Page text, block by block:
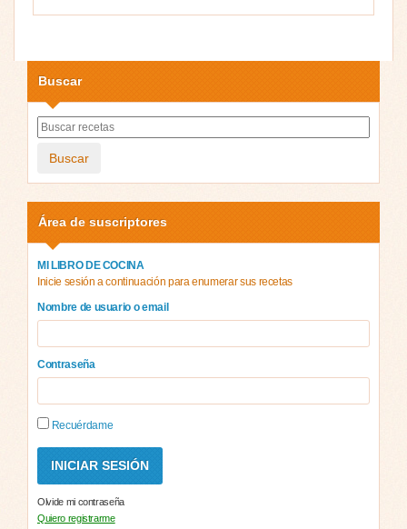
Buscar
Buscar
Área de suscriptores
MI LIBRO DE COCINA
Inicie sesión a continuación para enumerar sus recetas
Nombre de usuario o email
Contraseña
Recuérdame
Olvide mi contraseña
Quiero registrarme